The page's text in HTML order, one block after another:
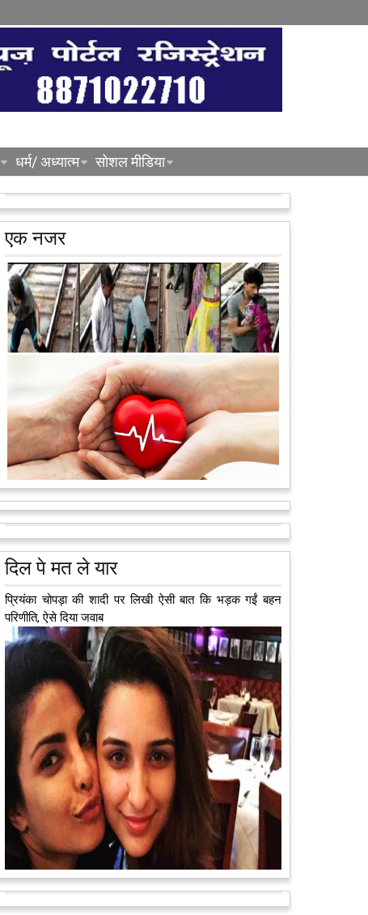
धर्म/ अध्यात्म सोशल मीडिया
एक नजर
मरते-मरते भी तीन लोगों को नई जिंदगी दे गई 13 वर्षीय लड़की
कुछ लोग मौत जैसी खौफनाक हकीकत को भी खूबसूरत मोड़ दे
जाते हैं। वह मरने के बाद भी इस धरती पर अपने आप को जीवित
छोड़ ज़ाते हैं। दुनिया को अलविदा कह चुकी 13... आगे पढ़ें
अब एक आइडिया बदलेगा हिमाचल के युवाओं की किस्मत, जानिए
हमीरपुर में अब एक आइडिया युवाओं की किस्मत बदलने जा रहा है।
भारत सरकार के स्टार्टअप मिशन के तहत सबंधित टीम मोबाइल
वैन के जरिए पूरे देश के कोने-कोने मे... आगे पढ़ें
आरक्षण के विरोध में राजा भैया बोले, प्रमोशन का आधार गुणवत्ता
और वरिष्ठता हो, जाति नहीं
दिल पे मत ले यार
प्रियंका चोपड़ा की शादी पर लिखी ऐसी बात कि भड़क गईं बहन
परिणीति, ऐसे दिया जवाब